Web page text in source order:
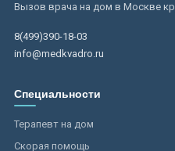
Вызов врача на дом в Москве
8(499)390-18-03
info@medkvadro.ru
Специальности
Терапевт на дом
Скорая помощь